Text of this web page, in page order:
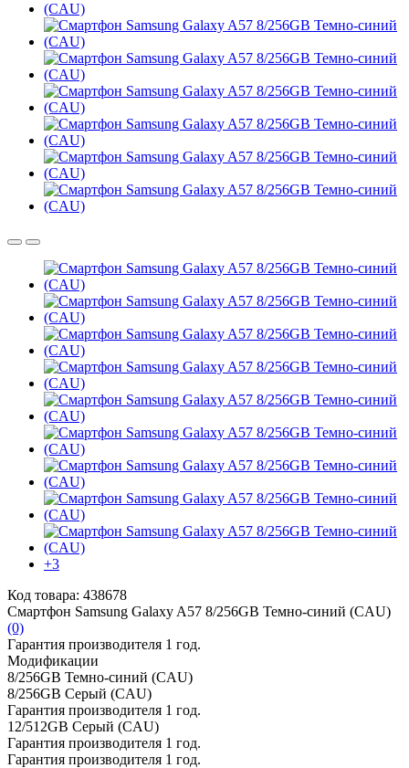
+3
Код товара: 438678
Смартфон Samsung Galaxy A57 8/256GB Темно-синий (CAU)
(0)
Гарантия производителя 1 год.
Модификации
8/256GB Темно-синий (CAU)
8/256GB Серый (CAU)
Гарантия производителя 1 год.
12/512GB Серый (CAU)
Гарантия производителя 1 год.
Гарантия производителя 1 год.